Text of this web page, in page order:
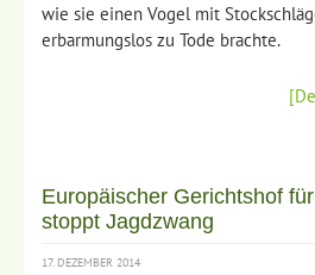
wie sie einen Vogel mit
erbarmungslos zu Tode brachte.
Europäischer Gerichtshof
stoppt Jagdzwang
17. DEZEMBER 2014